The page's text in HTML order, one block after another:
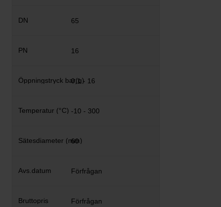
65
16
0,1 - 16
-10 - 300
60
Förfrågan
Förfrågan